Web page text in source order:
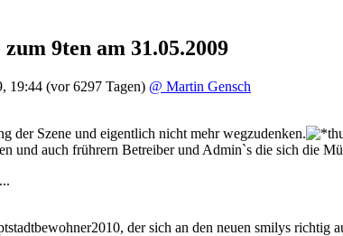
9ten am 31.05.2009
19:44 (vor 6297 Tagen) @ Martin Gensch
der Szene und eigentlich nicht mehr wegzudenken.
und auch frührern Betreiber und Admin`s die sich die
der sich an den neuen smilys richtig